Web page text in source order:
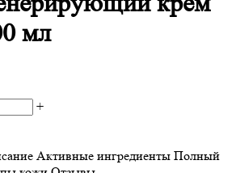
мл
+
Активные ингредиенты Полный